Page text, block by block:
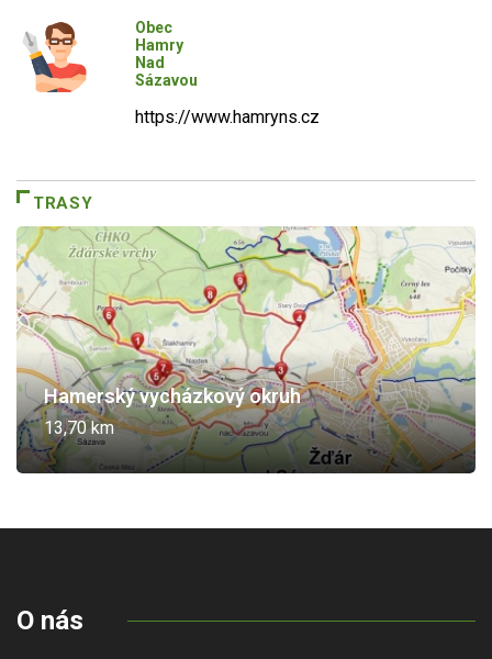
Obec
Hamry
Nad
Sázavou
https://www.hamryns.cz
TRASY
Hamerský vycházkový okruh
13,70 km
O nás